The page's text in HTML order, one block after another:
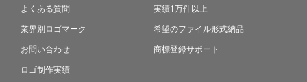
よくある質問
業界別ロゴマーク
お問い合わせ
ロゴ制作実績
実績1万件以上
希望のファイル形式納品
商標登録サポート